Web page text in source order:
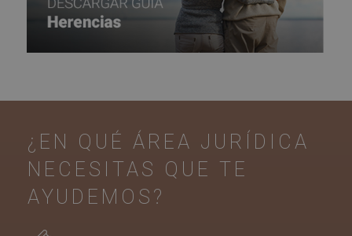
¿EN QUÉ ÁREA JURÍDICA
NECESITAS QUE TE
AYUDEMOS?